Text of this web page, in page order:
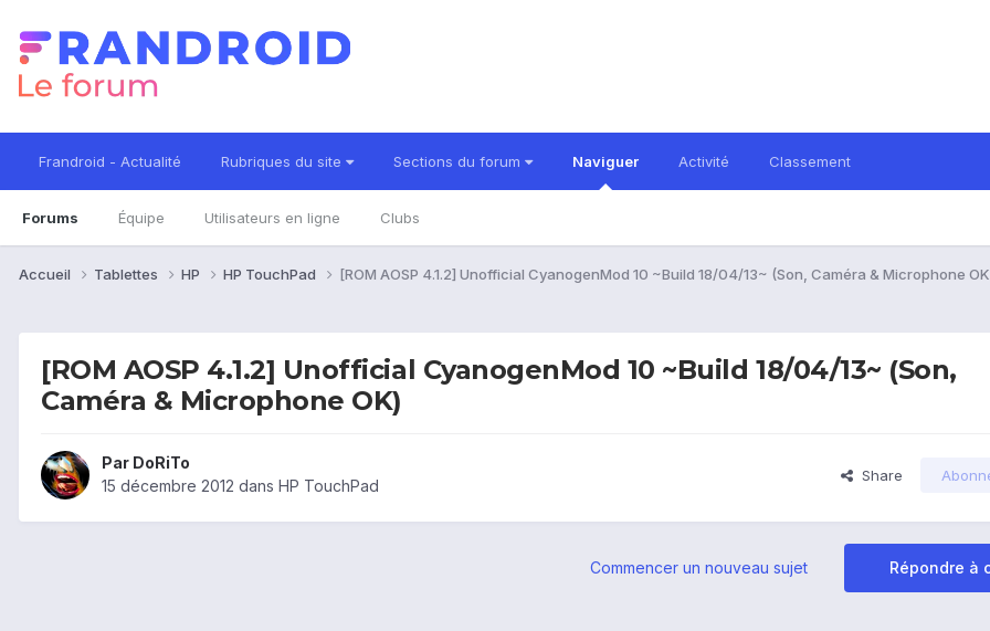
Frandroid - Actualité Rubriques du site Sections du forum Naviguer
Forums Équipe Utilisateurs en ligne Clubs
Activité Classement
Accueil Tablettes HP HP TouchPad [ROM AOSP 4.1.2] Unofficial CyanogenMod 10 ~Build 18/04/13~ (Son, Caméra & Microphone
[ROM AOSP 4.1.2] Unofficial CyanogenMod 10 ~Build 18/04/13~ (Son,
Caméra & Microphone OK)
Par DoRiTo
15 décembre 2012 dans HP TouchPad
Share
Répondre à
Commencer un nouveau sujet